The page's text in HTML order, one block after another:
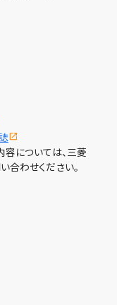
については、三菱
合わせください。